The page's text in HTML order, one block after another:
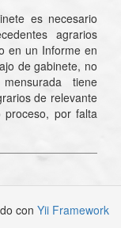
es necesario
agrarios
en un Informe en
de gabinete, no
tiene
de relevante
proceso, por falta
con Yii Framework